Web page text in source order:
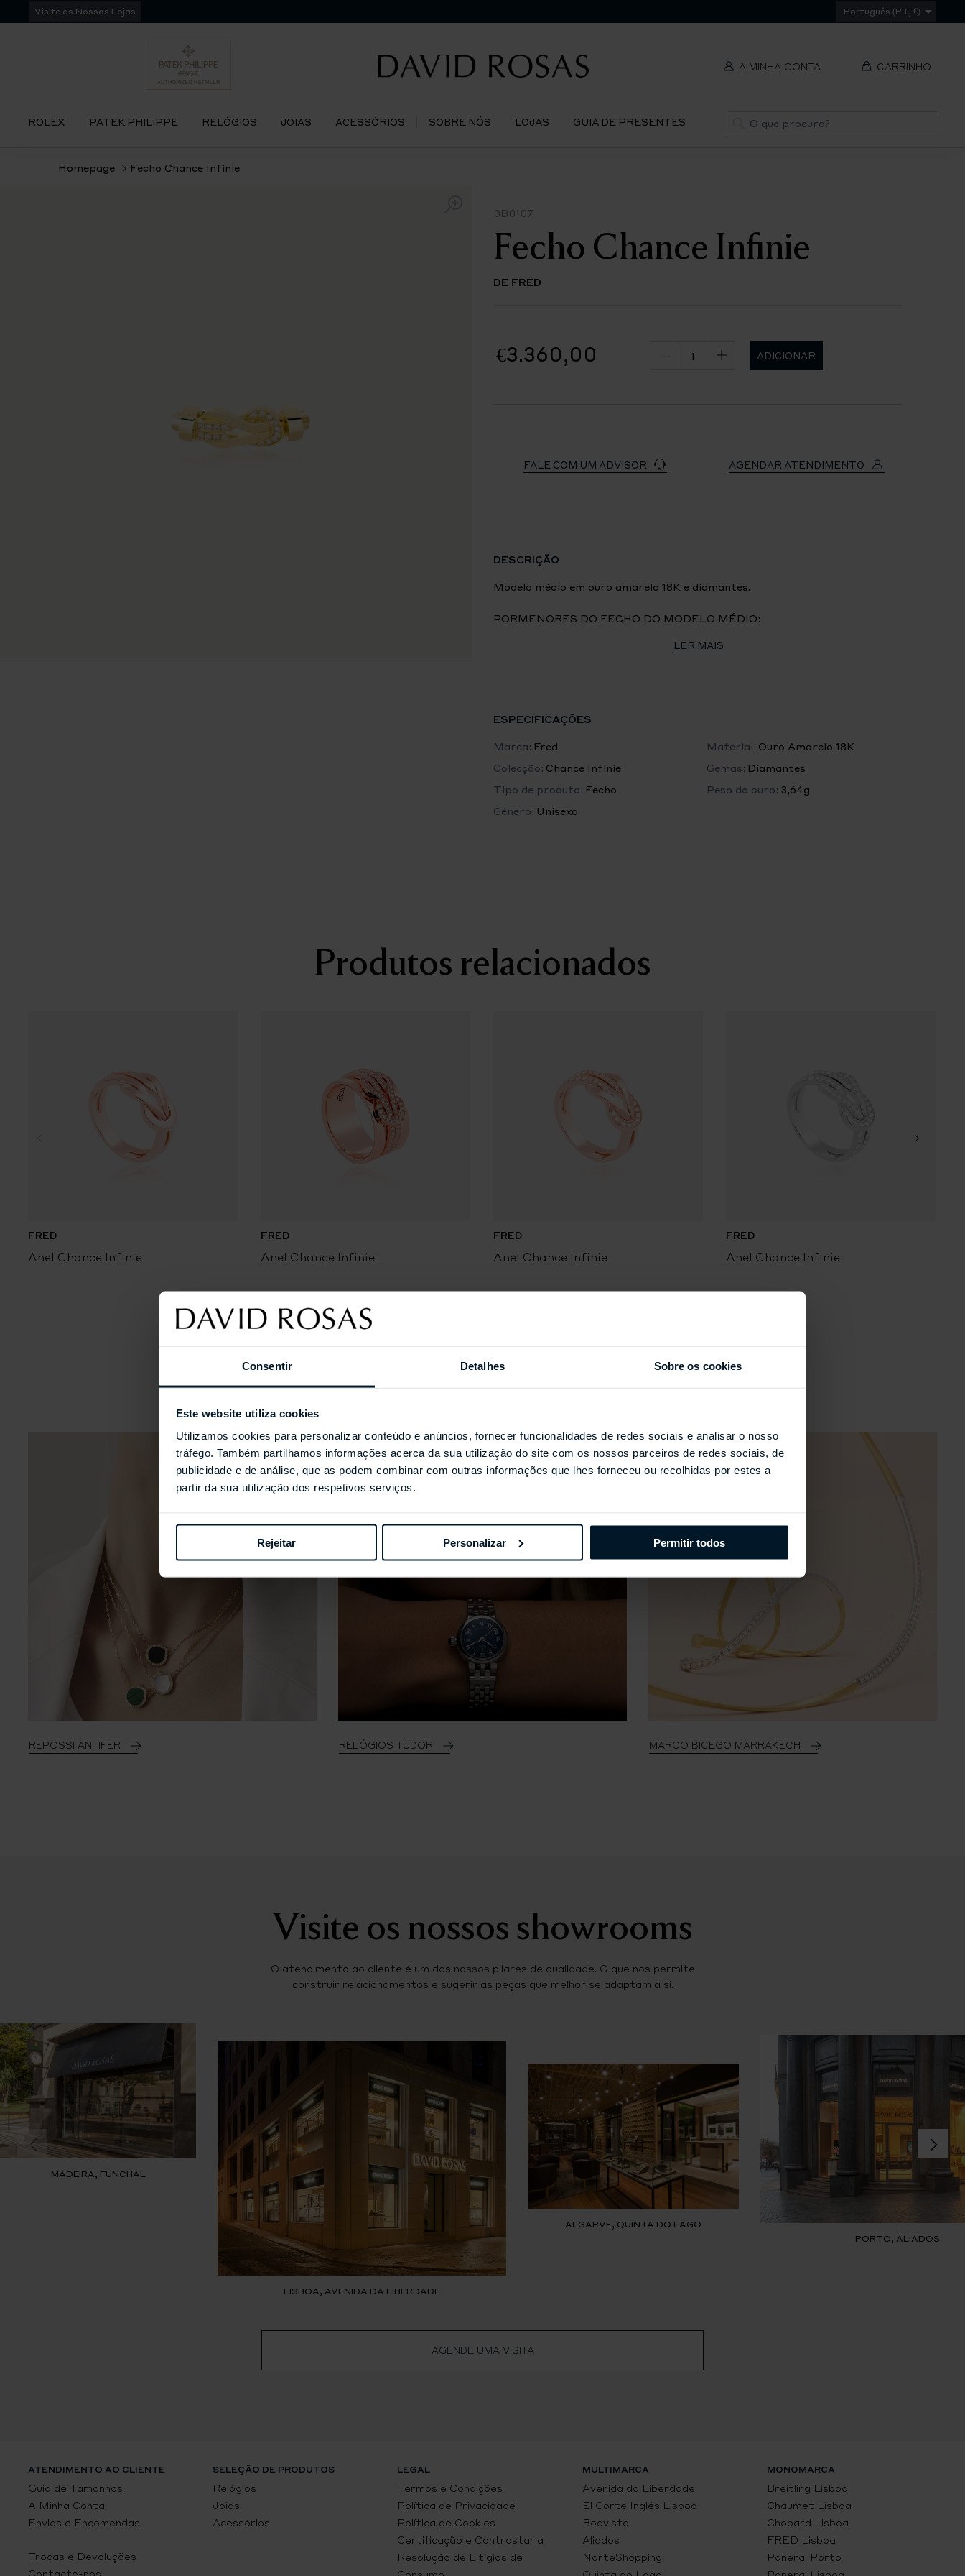
Consentir Detalhes Sobre os cookies
Este website utiliza cookies
Utilizamos cookies para personalizar conteúdo e anúncios, fornecer funcionalidades de redes sociais e analisar o nosso
tráfego. Também partilhamos informações acerca da sua utilização do site com os nossos parceiros de redes sociais, de
publicidade e de análise, que as podem combinar com outras informações que lhes forneceu ou recolhidas por estes a
partir da sua utilização dos respetivos serviços.
Rejeitar Personalizar Permitir todos
para
Visite as Nossas Lojas Português (PT, €)
A MINHA CONTA CARRINHO
ROLEX PATEK PHILIPPE RELÓGIOS JOIAS ACESSÓRIOS SOBRE NÓS LOJAS GUIA DE PRESENTES Pesquisa
Homepage Fecho Chance Infinie
0B0107
Fecho Chance Infinie
DE FRED
€3.360,00 ADICIONAR
FALE COM UM ADVISOR AGENDAR ATENDIMENTO
DESCRIÇÃO
Modelo médio em ouro amarelo 18K e diamantes.
PORMENORES DO FECHO DO MODELO MÉDIO:
Largura: 8 mm
LER MAIS
ESPECIFICAÇÕES
Marca: Fred
Colecção: Chance Infinie
Tipo de produto: Fecho
Género: Unisexo
Material: Ouro Amarelo 18K
Gemas: Diamantes
Peso do ouro: 3,64g
Produtos relacionados
FRED
Anel Chance Infinie
FRED
Anel Chance Infinie
FRED
Anel Chance Infinie
FRED
Anel Chance Infinie
Coleções Selecionadas
REPOSSI ANTIFER RELÓGIOS TUDOR MARCO BICEGO MARRAKECH
Visite os nossos showrooms
O atendimento ao cliente é um dos nossos pilares de qualidade. O que nos permite
construir relacionamentos e sugerir as peças que melhor se adaptam a si.
MADEIRA, FUNCHAL
LISBOA, AVENIDA DA LIBERDADE
ALGARVE, QUINTA DO LAGO
PORTO, ALIADOS
AGENDE UMA VISITA
ATENDIMENTO AO CLIENTE
Guia de Tamanhos
A Minha Conta
Envios e Encomendas
Trocas e Devoluções
Contacte-nos
SELEÇÃO DE PRODUTOS
Relógios
Jóias
Acessórios
LEGAL
Termos e Condições
Política de Privacidade
Política de Cookies
Certificação e Contrastaria
Resolução de Litígios de
MULTIMARCA
Avenida da Liberdade
El Corte Inglés Lisboa
Boavista
Aliados
NorteShopping
MONOMARCA
Breitling Lisboa
Chaumet Lisboa
Chopard Lisboa
FRED Lisboa
Panerai Porto